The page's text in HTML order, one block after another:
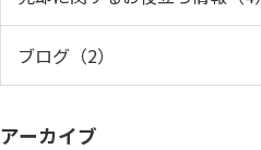
ブログ（2）
アーカイブ